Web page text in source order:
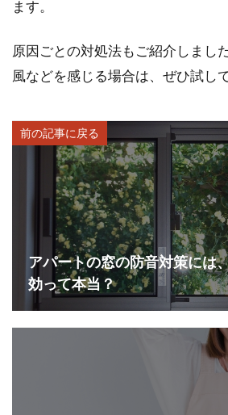
ます。
原因ごとの対処法もご紹介しまし
風などを感じる場合は、ぜひ試し
前の記事に戻る
アパートの窓の防音対策には
効って本当？